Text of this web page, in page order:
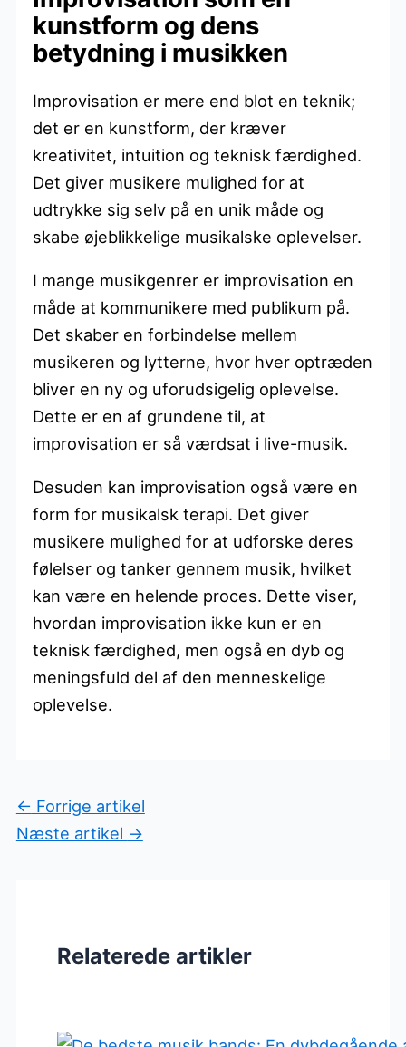
kunstform og dens
betydning i musikken
Improvisation er mere end blot en teknik;
det er en kunstform, der kræver
kreativitet, intuition og teknisk færdighed.
Det giver musikere mulighed for at
udtrykke sig selv på en unik måde og
skabe øjeblikkelige musikalske oplevelser.
I mange musikgenrer er improvisation en
måde at kommunikere med publikum på.
Det skaber en forbindelse mellem
musikeren og lytterne, hvor hver optræden
bliver en ny og uforudsigelig oplevelse.
Dette er en af grundene til, at
improvisation er så værdsat i live-musik.
Desuden kan improvisation også være en
form for musikalsk terapi. Det giver
musikere mulighed for at udforske deres
følelser og tanker gennem musik, hvilket
kan være en helende proces. Dette viser,
hvordan improvisation ikke kun er en
teknisk færdighed, men også en dyb og
meningsfuld del af den menneskelige
oplevelse.
← Forrige artikel
Næste artikel →
Relaterede artikler